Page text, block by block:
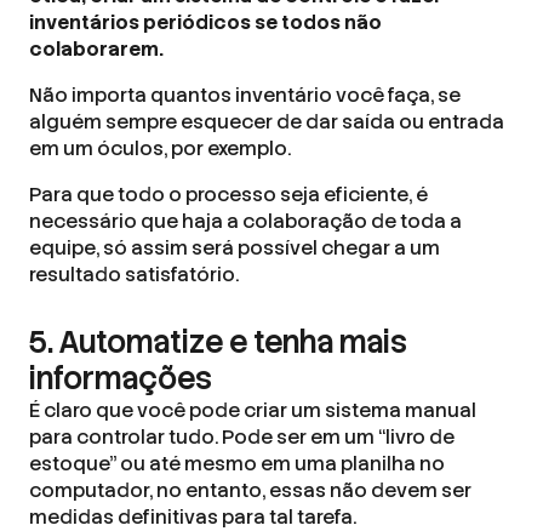
inventários periódicos se todos não
colaborarem.
Não importa quantos inventário você faça, se
alguém sempre esquecer de dar saída ou entrada
em um óculos, por exemplo.
Para que todo o processo seja eficiente, é
necessário que haja a colaboração de toda a
equipe, só assim será possível chegar a um
resultado satisfatório.
5. Automatize e tenha mais
informações
É claro que você pode criar um sistema manual
para controlar tudo. Pode ser em um “livro de
estoque” ou até mesmo em uma planilha no
computador, no entanto, essas não devem ser
medidas definitivas para tal tarefa.